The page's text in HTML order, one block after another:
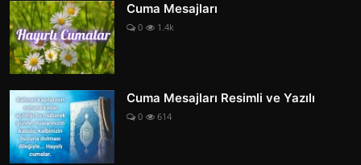
Cuma Mesajları
0 1.4k
Cuma Mesajları Resimli ve Yazılı
0 614